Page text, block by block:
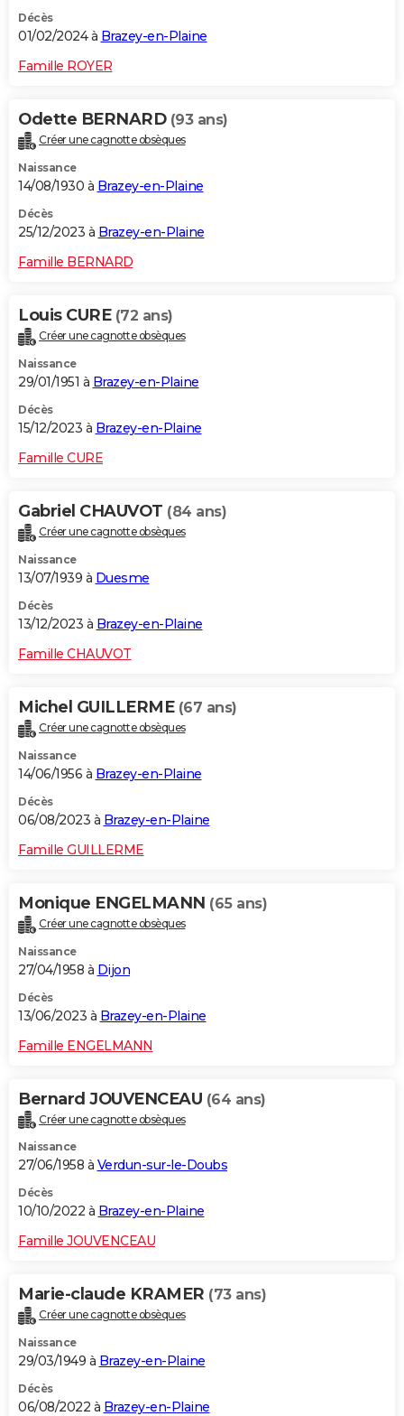
Décès
01/02/2024 à Brazey-en-Plaine
Famille ROYER
Odette BERNARD (93 ans)
Créer une cagnotte obsèques
Naissance
14/08/1930 à Brazey-en-Plaine
Décès
25/12/2023 à Brazey-en-Plaine
Famille BERNARD
Louis CURE (72 ans)
Créer une cagnotte obsèques
Naissance
29/01/1951 à Brazey-en-Plaine
Décès
15/12/2023 à Brazey-en-Plaine
Famille CURE
Gabriel CHAUVOT (84 ans)
Créer une cagnotte obsèques
Naissance
13/07/1939 à Duesme
Décès
13/12/2023 à Brazey-en-Plaine
Famille CHAUVOT
Michel GUILLERME (67 ans)
Créer une cagnotte obsèques
Naissance
14/06/1956 à Brazey-en-Plaine
Décès
06/08/2023 à Brazey-en-Plaine
Famille GUILLERME
Monique ENGELMANN (65 ans)
Créer une cagnotte obsèques
Naissance
27/04/1958 à Dijon
Décès
13/06/2023 à Brazey-en-Plaine
Famille ENGELMANN
Bernard JOUVENCEAU (64 ans)
Créer une cagnotte obsèques
Naissance
27/06/1958 à Verdun-sur-le-Doubs
Décès
10/10/2022 à Brazey-en-Plaine
Famille JOUVENCEAU
Marie-claude KRAMER (73 ans)
Créer une cagnotte obsèques
Naissance
29/03/1949 à Brazey-en-Plaine
Décès
06/08/2022 à Brazey-en-Plaine